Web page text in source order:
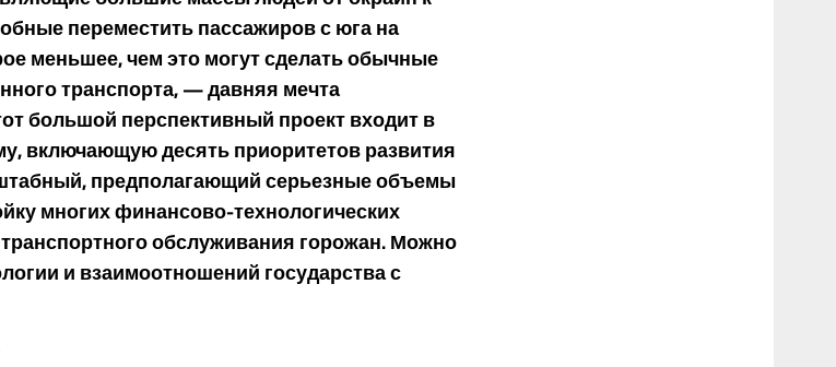
переместить пассажиров с юга на
меньшее, чем это могут сделать обычные
транспорта, — давняя мечта
большой перспективный проект входит в
включающую десять приоритетов развития
предполагающий серьезные объемы
многих финансово-технологических
обслуживания горожан. Можно
и взаимоотношений государства с